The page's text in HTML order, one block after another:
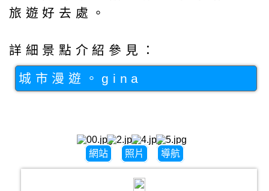
旅遊好去處。
詳細景點介紹參見：
城市漫遊。gina
網站 照片 導航